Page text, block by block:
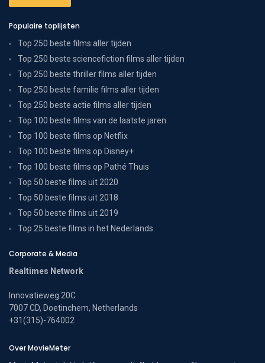
Populaire toplijsten
Top 250 beste films aller tijden
Top 250 beste sciencefiction films aller tijden
Top 250 beste thriller films aller tijden
Top 250 beste familie films aller tijden
Top 250 beste actie films aller tijden
Top 100 beste films van de laatste jaren
Top 100 beste films op Netflix
Top 100 beste films op Disney+
Top 100 beste films op Pathé Thuis
Top 50 beste films uit 2020
Top 50 beste films uit 2018
Top 50 beste films uit 2019
Top 25 beste films in het Nederlands
Corporate & Media
Realtimes Network
Innovatieweg 20C
7007 CD, Doetinchem, Netherlands
+31(315)-764002
Over MovieMeter